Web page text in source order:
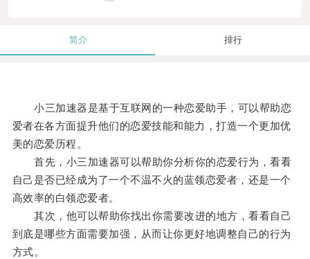
简介 排行
小三加速器是基于互联网的一种恋爱助手，可以帮助恋
爱者在各方面提升他们的恋爱技能和能力，打造一个更加优
美的恋爱历程。
首先，小三加速器可以帮助你分析你的恋爱行为，看看
自己是否已经成为了一个不温不火的蓝领恋爱者，还是一个
高效率的白领恋爱者。
其次，他可以帮助你找出你需要改进的地方，看看自己
到底是哪些方面需要加强，从而让你更好地调整自己的行为
方式。